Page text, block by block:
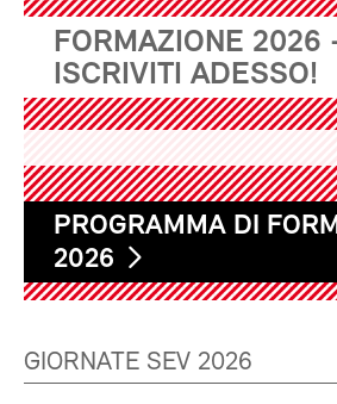
FORMAZIONE 2026
ISCRIVITI ADESSO!
PROGRAMMA DI
2026
GIORNATE SEV 2026